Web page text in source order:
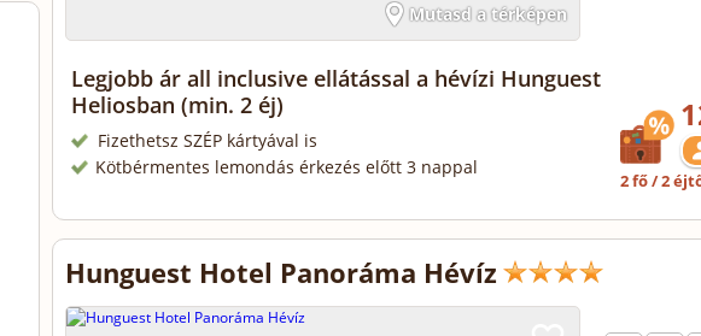
Mutasd a térképen
Legjobb ár all inclusive ellátással a hévízi Hunguest
Heliosban (min. 2 éj)
Fizethetsz SZÉP kártyával is
Kötbérmentes lemondás érkezés előtt 3 nappal
2 fő / 2
Hunguest Hotel Panoráma Hévíz